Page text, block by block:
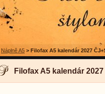
Náplně A5 > Filofax A5 kalendár 2027
Filofax A5 kalendár